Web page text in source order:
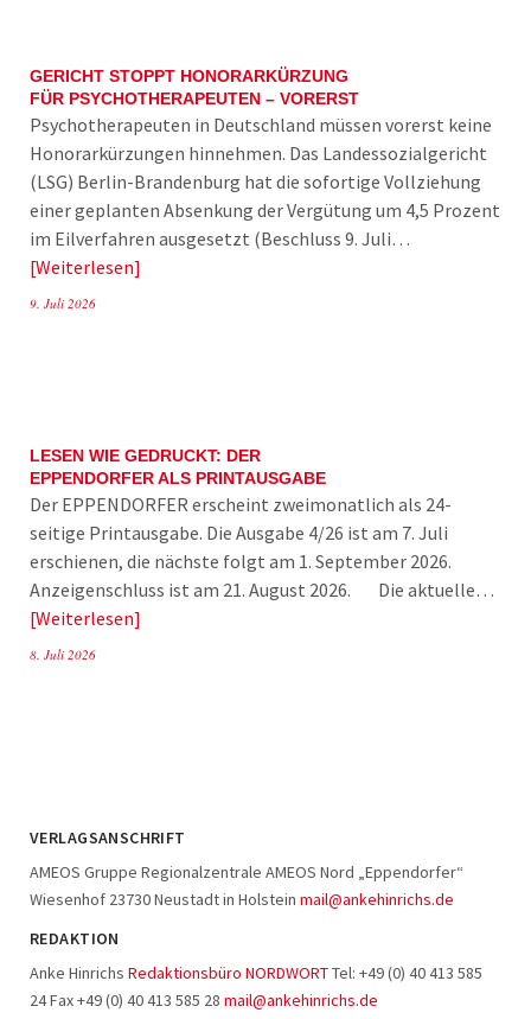
GERICHT STOPPT HONORARKÜRZUNG
FÜR PSYCHOTHERAPEUTEN – VORERST
Psychotherapeuten in Deutschland müssen vorerst keine
Honorarkürzungen hinnehmen. Das Landessozialgericht
(LSG) Berlin-Brandenburg hat die sofortige Vollziehung
einer geplanten Absenkung der Vergütung um 4,5 Prozent
im Eilverfahren ausgesetzt (Beschluss 9. Juli…
Weiterlesen
9. Juli 2026
LESEN WIE GEDRUCKT: DER
EPPENDORFER ALS PRINTAUSGABE
Der EPPENDORFER erscheint zweimonatlich als 24-
seitige Printausgabe. Die Ausgabe 4/26 ist am 7. Juli
erschienen, die nächste folgt am 1. September 2026.
Anzeigenschluss ist am 21. August 2026. Die aktuelle…
Weiterlesen
8. Juli 2026
VERLAGSANSCHRIFT
AMEOS Gruppe Regionalzentrale AMEOS Nord „Eppendorfer“
Wiesenhof 23730 Neustadt in Holstein mail@ankehinrichs.de
REDAKTION
Anke Hinrichs Redaktionsbüro NORDWORTTel: +49 (0) 40 413 585
24 Fax +49 (0) 40 413 585 28 mail@ankehinrichs.de